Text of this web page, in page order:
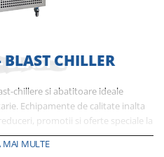
CHILLER
chillere si abatitoare ideale
Echipamente de calitate inalta
promotii si oferte speciale la
in stoc. In oferta TOPK de
si de incredere.
MAI MULTE